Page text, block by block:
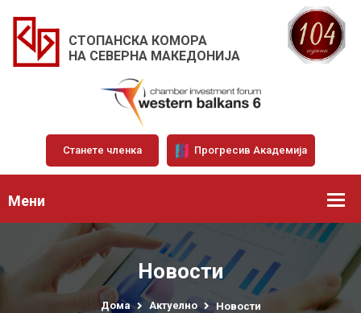
СТОПАНСКА КОМОРА
НА СЕВЕРНА МАКЕДОНИЈА
Станете членка Прогресив Академија
Мени
Новости
Дома Актуелно Новости